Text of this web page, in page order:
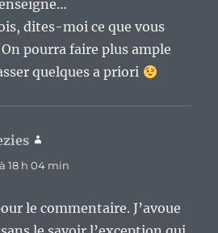
dites-moi ce que vous
pourra faire plus ample
quelques a priori
18 h 04 min
le commentaire. J’avoue